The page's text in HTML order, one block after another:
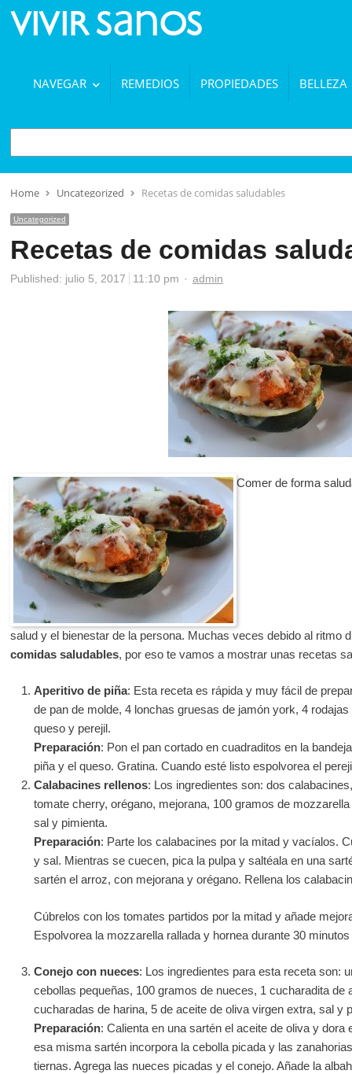
NAVEGAR REMEDIOS PROPIEDADES BELLEZA
BUSCAR
Home Uncategorized Recetas de comidas saludables
Uncategorized
Recetas de comidas
Published: julio 5, 2017 11:10 pm Author
admin
Comer de forma
salud y el bienestar de la persona. Muchas veces debido al ritmo
comidas saludables, por eso te vamos a mostrar unas recetas
Aperitivo de piña: Esta receta es rápida y muy fácil de
de pan de molde, 4 lonchas gruesas de jamón york, 4
queso y perejil.
Preparación: Pon el pan cortado en cuadraditos en la
piña y el queso. Gratina. Cuando esté listo espolvorea el
Calabacines rellenos: Los ingredientes son: dos
tomate cherry, orégano, mejorana, 100 gramos de
sal y pimienta.
Preparación: Parte los calabacines por la mitad y vacíalos.
y sal. Mientras se cuecen, pica la pulpa y saltéala en una
sartén el arroz, con mejorana y orégano. Rellena los
Cúbrelos con los tomates partidos por la mitad y añade
Espolvorea la mozzarella rallada y hornea durante 30
Conejo con nueces: Los ingredientes para esta receta son:
cebollas pequeñas, 100 gramos de nueces, 1 cucharadita de
cucharadas de harina, 5 de aceite de oliva virgen extra, sal y
Preparación: Calienta en una sartén el aceite de oliva y
esa misma sartén incorpora la cebolla picada y las
tiernas. Agrega las nueces picadas y el conejo. Añade la